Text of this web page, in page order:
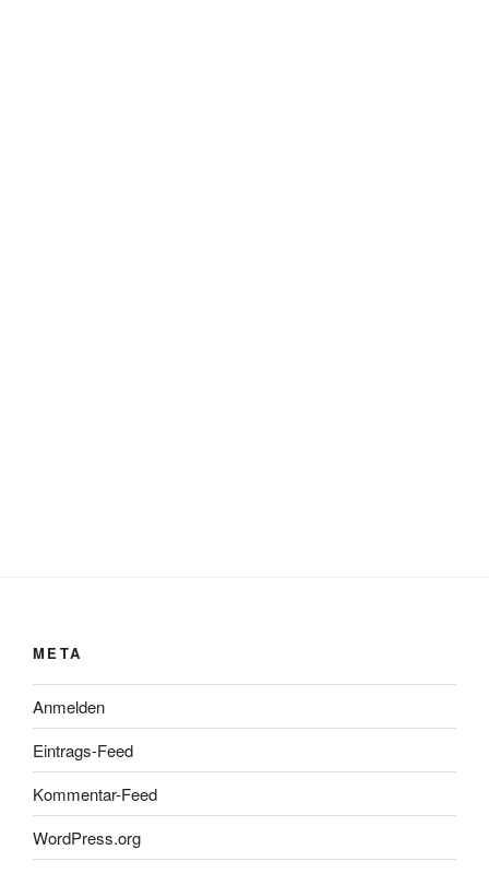
META
Anmelden
Eintrags-Feed
Kommentar-Feed
WordPress.org